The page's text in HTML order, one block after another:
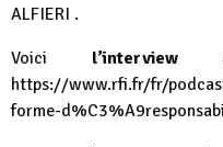
ALFIERI .
Voici l’interview
https://www.rfi.fr/fr/
forme-